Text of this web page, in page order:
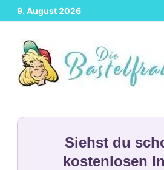
Zurück
zum
Inhalt
9. August 2026
Siehst du
kostenlosen